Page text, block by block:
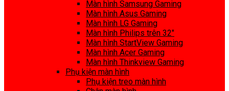
Màn hình Samsung Gaming
Màn hình Asus Gaming
Màn hình LG Gaming
Màn hình Philips trên 32″
Màn hình StartView Gaming
Màn hình Acer Gaming
Màn hình Thinkview Gaming
Phụ kiện màn hình
Phụ kiện treo màn hình